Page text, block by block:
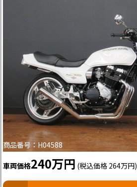
商品番号：H04588
車両価格240万円 (税込価格 264万円)